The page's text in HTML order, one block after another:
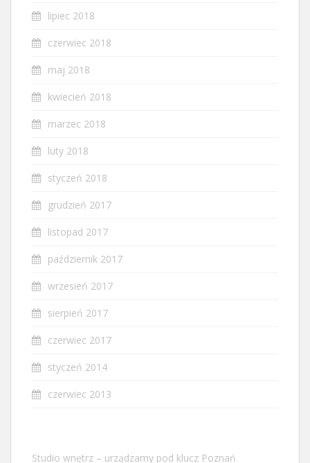
lipiec 2018
czerwiec 2018
maj 2018
kwiecień 2018
marzec 2018
luty 2018
styczeń 2018
grudzień 2017
listopad 2017
październik 2017
wrzesień 2017
sierpień 2017
czerwiec 2017
styczeń 2014
czerwiec 2013
Studio wnętrz – urządzamy pod klucz Poznań